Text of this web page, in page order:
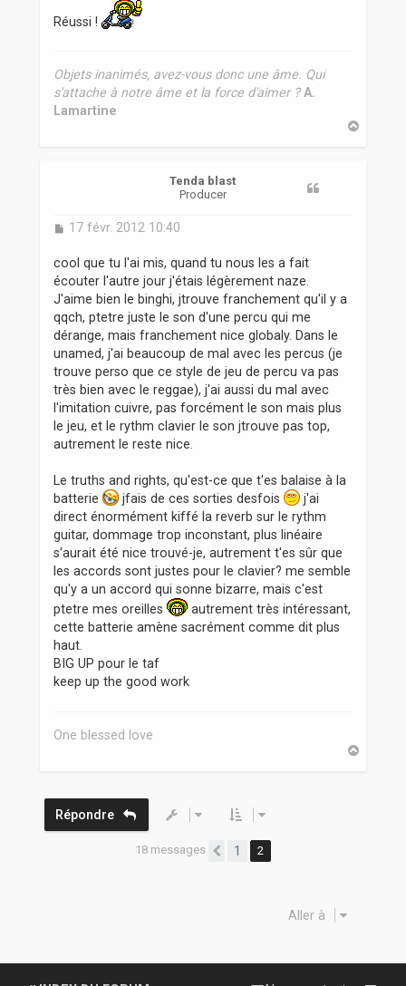
Réussi !
Objets inanimés, avez-vous donc une âme. Qui
s'attache à notre âme et la force d'aimer ? A.
Lamartine
Tenda blast
Producer
M
s
a
g
e
17 févr. 2012 10:40
cool que tu l'ai mis, quand tu nous les a fait
écouter l'autre jour j'étais légèrement naze.
J'aime bien le binghi, jtrouve franchement qu'il y a
qqch, ptetre juste le son d'une percu qui me
dérange, mais franchement nice globaly. Dans le
unamed, j'ai beaucoup de mal avec les percus (je
trouve perso que ce style de jeu de percu va pas
très bien avec le reggae), j'ai aussi du mal avec
l'imitation cuivre, pas forcément le son mais plus
le jeu, et le rythm clavier le son jtrouve pas top,
autrement le reste nice.
Le truths and rights, qu'est-ce que t'es balaise à la
batterie
jfais de ces sorties desfois
j'ai
direct énormément kiffé la reverb sur le rythm
guitar, dommage trop inconstant, plus linéaire
s'aurait été nice trouvé-je, autrement t'es sûr que
les accords sont justes pour le clavier? me semble
qu'y a un accord qui sonne bizarre, mais c'est
ptetre mes oreilles
autrement très intéressant,
cette batterie amène sacrément comme dit plus
haut.
BIG UP pour le taf
keep up the good work
One blessed love
Répondre
18 messages Précédente
1 2
Aller à